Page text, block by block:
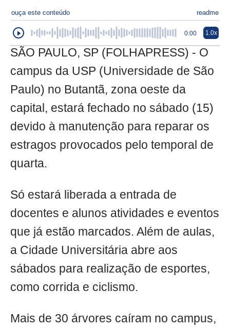
ouça este conteúdo readme
0:00 1.0x
SÃO PAULO, SP (FOLHAPRESS) - O
campus da USP (Universidade de São
Paulo) no Butantã, zona oeste da
capital, estará fechado no sábado (15)
devido à manutenção para reparar os
estragos provocados pelo temporal de
quarta.
Só estará liberada a entrada de
docentes e alunos atividades e eventos
que já estão marcados. Além de aulas,
a Cidade Universitária abre aos
sábados para realização de esportes,
como corrida e ciclismo.
Mais de 30 árvores caíram no campus,